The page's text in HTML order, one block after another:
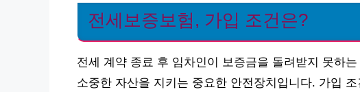
전세보증보험, 가입 조건은?
전세 계약 종료 후 임차인이 보증금을 돌려받지 못하
소중한 자산을 지키는 중요한 안전장치입니다. 가입